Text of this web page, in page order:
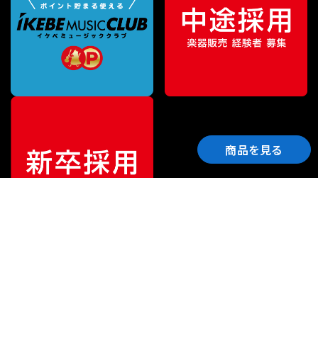
商品を見る